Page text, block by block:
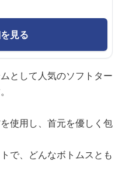
見る
として人気のソフトター
使用し、首元を優しく包
で、どんなボトムスとも